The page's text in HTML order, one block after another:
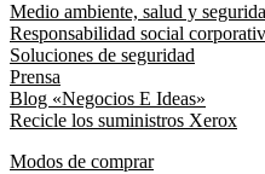
Medio ambiente, salud y
Responsabilidad social
Soluciones de seguridad
Prensa
Blog «Negocios E Ideas»
Recicle los suministros Xerox
Modos de comprar